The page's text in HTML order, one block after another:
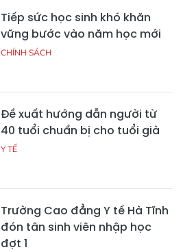
Tiếp sức học sinh khó khăn
vững bước vào năm học mới
CHÍNH SÁCH
Đề xuất hướng dẫn người từ
40 tuổi chuẩn bị cho tuổi già
Y TẾ
Trường Cao đẳng Y tế Hà Tĩnh
đón tân sinh viên nhập học
đợt 1